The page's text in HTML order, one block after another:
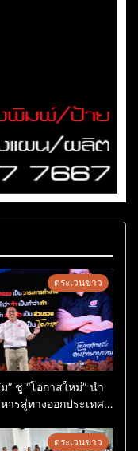
ตระเวนข่าว
” ชู “โอกาสใหม่” นำ
ารสู่ทางออกประเทศ
ตระเวนข่าว